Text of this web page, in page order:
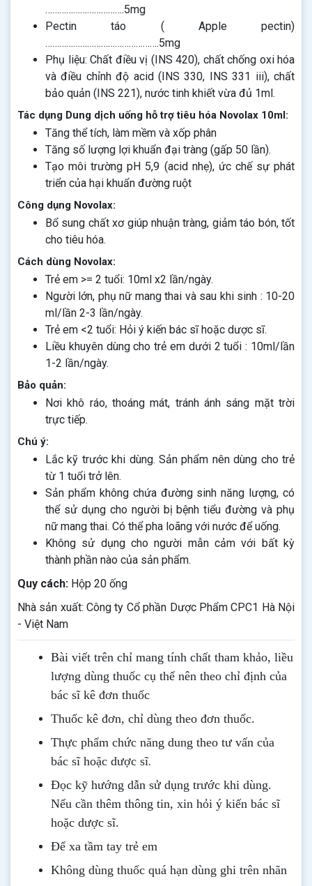
…………………………….5mg
Pectin táo ( Apple pectin)
………………………………………….5mg
Phụ liệu: Chất điều vị (INS 420), chất chống oxi hóa
và điều chỉnh độ acid (INS 330, INS 331 iii), chất
bảo quản (INS 221), nước tinh khiết vừa đủ 1ml.
Tác dụng Dung dịch uống hỗ trợ tiêu hóa Novolax 10ml:
Tăng thể tích, làm mềm và xốp phân
Tăng số lượng lợi khuẩn đại tràng (gấp 50 lần).
Tạo môi trường pH 5,9 (acid nhẹ), ức chế sự phát
triển của hại khuẩn đường ruột
Công dụng Novolax:
Bổ sung chất xơ giúp nhuận tràng, giảm táo bón, tốt
cho tiêu hóa.
Cách dùng Novolax:
Trẻ em >= 2 tuổi: 10ml x2 lần/ngày.
Người lớn, phụ nữ mang thai và sau khi sinh : 10-20
ml/lần 2-3 lần/ngày.
Trẻ em <2 tuổi: Hỏi ý kiến bác sĩ hoặc dược sĩ.
Liều khuyên dùng cho trẻ em dưới 2 tuổi : 10ml/lần
1-2 lần/ngày.
Bảo quản:
Nơi khô ráo, thoáng mát, tránh ánh sáng mặt trời
trực tiếp.
Chú ý:
Lắc kỹ trước khi dùng. Sản phẩm nên dùng cho trẻ
từ 1 tuổi trở lên.
Sản phẩm không chứa đường sinh năng lượng, có
thể sử dụng cho người bị bệnh tiểu đường và phụ
nữ mang thai. Có thể pha loãng với nước để uống.
Không sử dụng cho người mẫn cảm với bất kỳ
thành phần nào của sản phẩm.
Quy cách: Hộp 20 ống
Nhà sản xuất: Công ty Cổ phần Dược Phẩm CPC1 Hà Nội
- Việt Nam
Bài viết trên chỉ mang tính chất tham khảo, liều
lượng dùng thuốc cụ thể nên theo chỉ định của
bác sĩ kê đơn thuốc
Thuốc kê đơn, chỉ dùng theo đơn thuốc.
Thực phẩm chức năng dung theo tư vấn của
bác sĩ hoặc dược sĩ.
Đọc kỹ hướng dẫn sử dụng trước khi dùng.
Nếu cần thêm thông tin, xin hỏi ý kiến bác sĩ
hoặc dược sĩ.
Để xa tầm tay trẻ em
Không dùng thuốc quá hạn dùng ghi trên nhãn